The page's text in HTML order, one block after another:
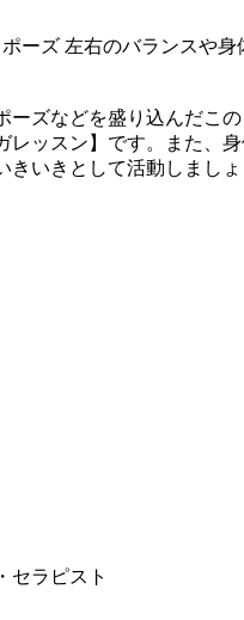
ーズ 左右のバランスや
ズなどを盛り込んだこ
ッスン】です。また、
いきとして活動しましょ
セラピスト